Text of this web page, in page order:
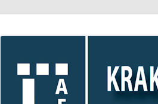
Krakowskie Studia